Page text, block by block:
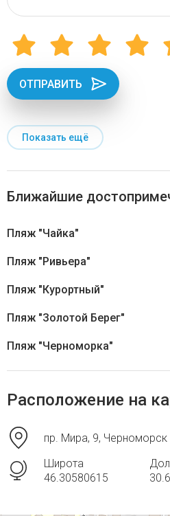
ОТПРАВИТЬ
Показать ещё
Ближайшие
Пляж "Чайка"
Пляж "Ривьера"
Пляж "Курортный"
Пляж "Золотой Берег"
Пляж "Черноморка"
Расположение на
пр. Мира, 9, Черноморск
Широта
46.30580615